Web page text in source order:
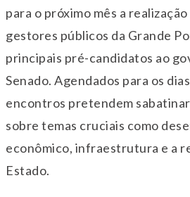
para o próximo mês a
gestores públicos da Grande
principais pré-candidatos ao
Senado. Agendados para os
encontros pretendem
sobre temas cruciais como
econômico, infraestrutura e a
Estado.